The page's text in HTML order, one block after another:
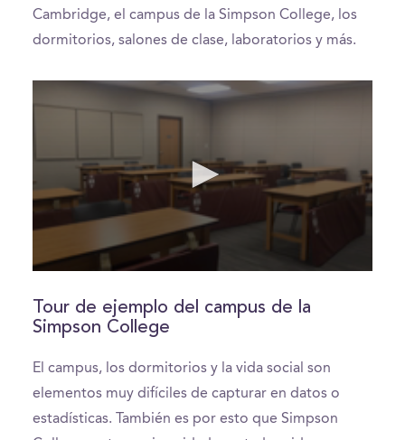
Cambridge, el campus de la Simpson College, los
dormitorios, salones de clase, laboratorios y más.
of
2
minutes,
seconds
Tour de ejemplo del campus de la
Simpson College
El campus, los dormitorios y la vida social son
elementos muy difíciles de capturar en datos o
estadísticas. También es por esto que Simpson